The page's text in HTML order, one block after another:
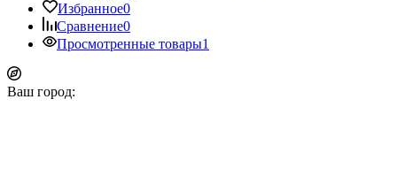
Избранное0
Сравнение0
Просмотренные товары1
Ваш город: